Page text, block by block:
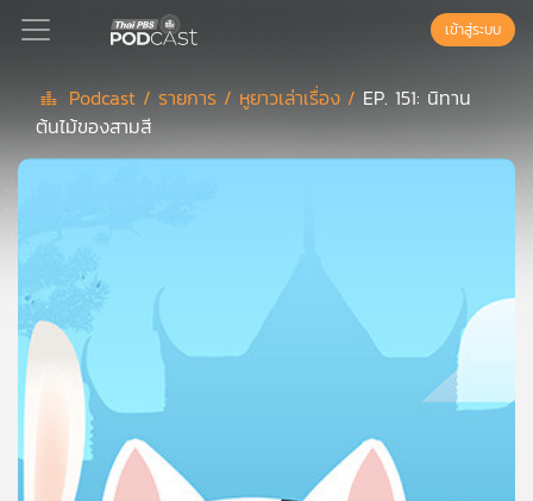
Podcast
สต์
แนะนำ
เพล
ลิ
เข้าสู่ระบบ
Podcast / รายการ / หูยาวเล่าเรื่อง / EP. 151: นิทาน
ต้นไม้ของสามสี